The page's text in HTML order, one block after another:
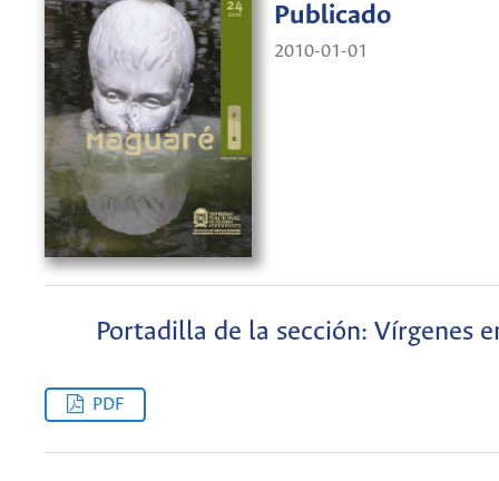
Publicado
2010-01-01
Portadilla de la sección: Vírgenes
PDF